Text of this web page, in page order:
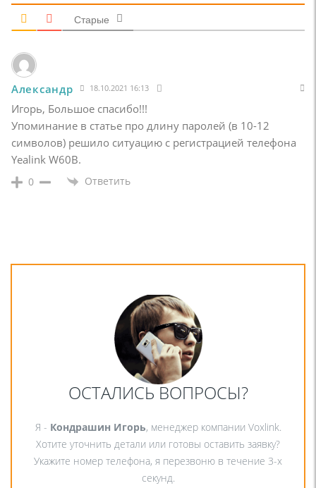
Старые
Александр 18.10.2021 16:13
Игорь, Большое спасибо!!!
Упоминание в статье про длину паролей (в 10-12
символов) решило ситуацию с регистрацией телефона
Yealink W60B.
0 Ответить
ОСТАЛИСЬ ВОПРОСЫ?
Я - Кондрашин Игорь, менеджер компании Voxlink.
Хотите уточнить детали или готовы оставить заявку?
Укажите номер телефона, я перезвоню в течение 3-х
секунд.